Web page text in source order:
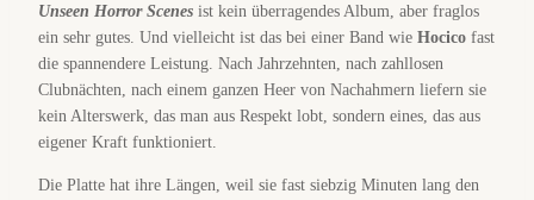
Unseen Horror Scenes ist kein überragendes Album, aber fraglos
ein sehr gutes. Und vielleicht ist das bei einer Band wie Hocico fast
die spannendere Leistung. Nach Jahrzehnten, nach zahllosen
Clubnächten, nach einem ganzen Heer von Nachahmern liefern sie
kein Alterswerk, das man aus Respekt lobt, sondern eines, das aus
eigener Kraft funktioniert.
Die Platte hat ihre Längen, weil sie fast siebzig Minuten lang den